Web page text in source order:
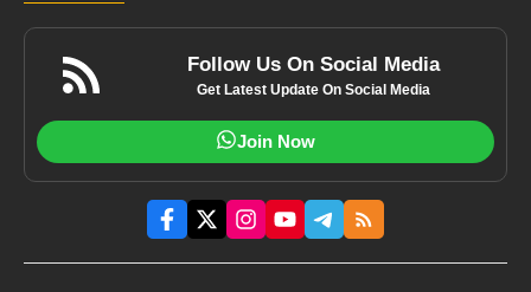
Follow Us On Social Media
Get Latest Update On Social Media
Join Now